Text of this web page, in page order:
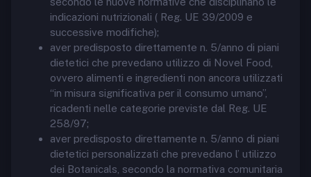
indicazioni nutrizionali ( Reg. UE 39/2009 e
successive modifiche);
aver predisposto direttamente n. 5/anno di piani
dietetici che prevedano utilizzo di Novel Food,
ovvero alimenti e ingredienti non ancora utilizzati
“in misura significativa per il consumo umano”,
ricadenti nelle categorie previste dal Reg. UE
258/97;
aver predisposto direttamente n. 5/anno di piani
dietetici personalizzati che prevedano l’ utilizzo
dei Botanicals, secondo la normativa comunitaria